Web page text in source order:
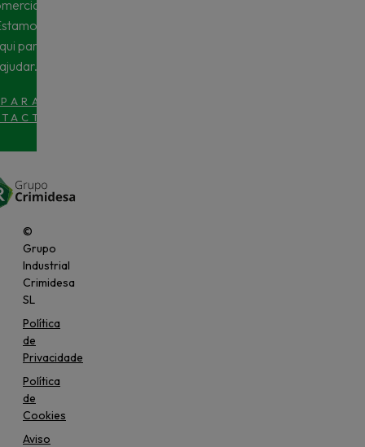
para
©
Grupo
Industrial
Crimidesa
SL
Política
de
Privacidade
Política
de
Cookies
Aviso